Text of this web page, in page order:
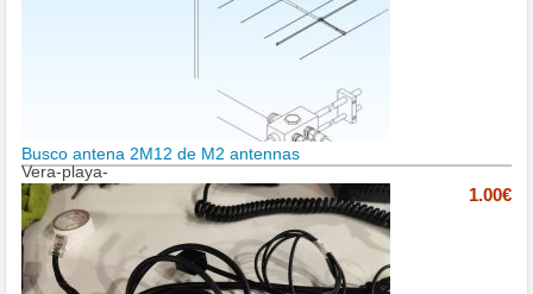
Busco antena 2M12 de M2 antennas
Vera-playa-
1.00€